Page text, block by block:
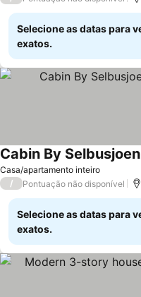
Selecione as datas para
exatos.
Casa/apartamento inteiro
/ Pontuação não disponível
Selecione as datas para
exatos.